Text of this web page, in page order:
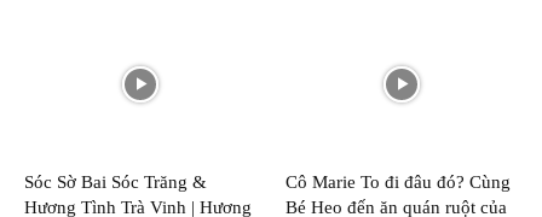
Sóc Sờ Bai Sóc Trăng &
Hương Tình Trà Vinh | Hương
Cô Marie To đi đâu đó? Cùng
Bé Heo đến ăn quán ruột của